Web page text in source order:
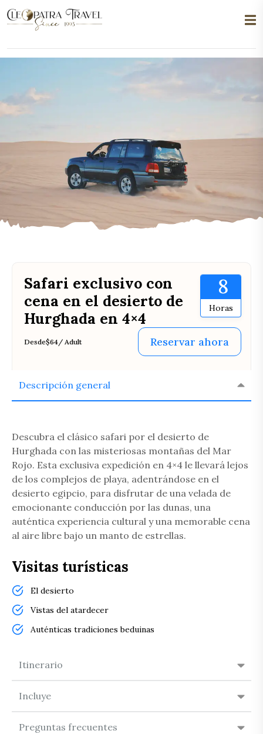
Safari exclusivo con
cena en el desierto de
Hurghada en 4×4
8
Horas
Desde$64/ Adult Reservar ahora
Descripción general
Itinerario
Incluye
Preguntas frecuentes
Descubra el clásico safari por el desierto de
Hurghada con las misteriosas montañas del Mar
Rojo. Esta exclusiva expedición en 4×4 le llevará lejos
de los complejos de playa, adentrándose en el
desierto egipcio, para disfrutar de una velada de
emocionante conducción por las dunas, una
auténtica experiencia cultural y una memorable cena
al aire libre bajo un manto de estrellas.
Visitas turísticas
El desierto
Vistas del atardecer
Auténticas tradiciones beduinas